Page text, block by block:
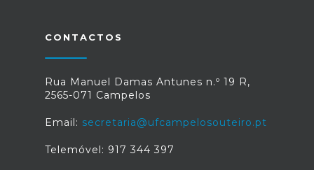
CONTACTOS
Rua Manuel Damas Antunes n.º 19 R,
2565-071 Campelos
Email: secretaria@ufcampelosouteiro.pt
Telemóvel: 917 344 397